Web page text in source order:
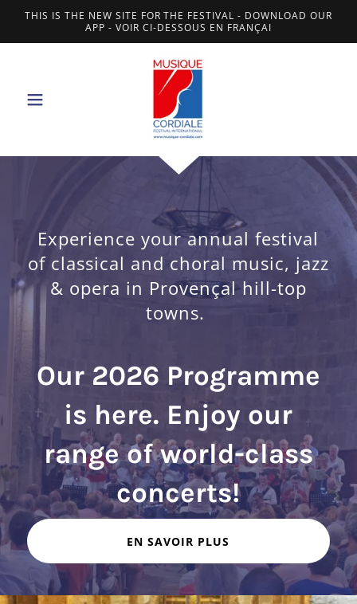
THIS IS THE NEW SITE FOR THE FESTIVAL - DOWNLOAD OUR
APP - VOIR CI-DESSOUS EN FRANÇAI
Experience your annual festival
of classical and choral music, jazz
& opera in Provençal hill-top
towns.
Our 2026 Programme
is here. Enjoy our
range of world-class
concerts!
EN SAVOIR PLUS